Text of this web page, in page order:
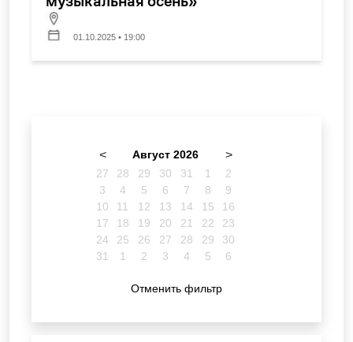
01.10.2025 • 19:00
< Август 2026 >
27 28 29 30 31 1
2
3
4 5 6 7 8
9
10
11 12 13 14 15
16
17
18 19 20 21 22
23
24
25 26 27 28 29
30
31
1 2 3 4 5 6
Отменить фильтр